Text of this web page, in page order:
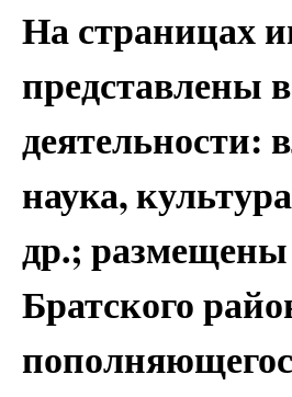
На страницах
представлены
деятельности:
наука,
др.;
Братского